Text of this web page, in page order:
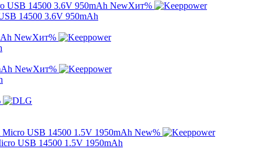
NewХит%
14500 3.6V 950mAh
NewХит%
NewХит%
New%
USB 14500 1.5V 1950mAh